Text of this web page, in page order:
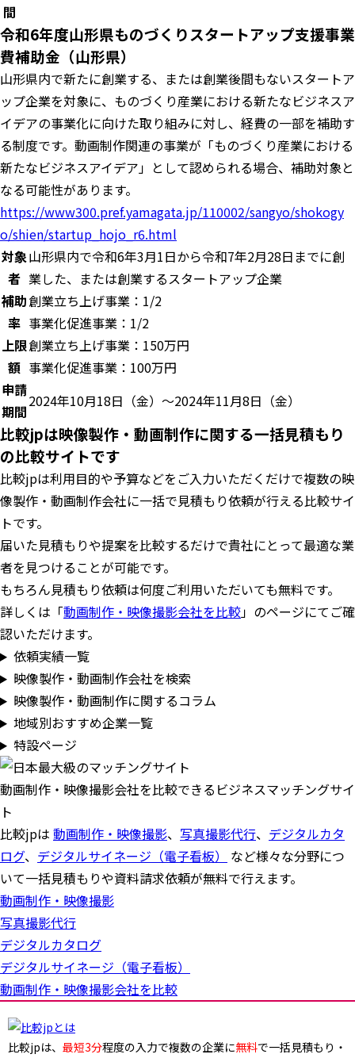
間
令和6年度山形県ものづくりスタートアップ支援事業
費補助金（山形県）
山形県内で新たに創業する、または創業後間もないスタートア
ップ企業を対象に、ものづくり産業における新たなビジネスア
イデアの事業化に向けた取り組みに対し、経費の一部を補助す
る制度です。動画制作関連の事業が「ものづくり産業における
新たなビジネスアイデア」として認められる場合、補助対象と
なる可能性があります。
https://www300.pref.yamagata.jp/110002/sangyo/shokogy
o/shien/startup_hojo_r6.html
対象
者
山形県内で令和6年3月1日から令和7年2月28日までに創
業した、または創業するスタートアップ企業
補助
率
創業立ち上げ事業：1/2
事業化促進事業：1/2
上限
額
創業立ち上げ事業：150万円
事業化促進事業：100万円
申請
期間
2024年10月18日（金）～2024年11月8日（金）
比較jpは映像製作・動画制作に関する一括見積もり
の比較サイトです
比較jpは利用目的や予算などをご入力いただくだけで複数の映
像製作・動画制作会社に一括で見積もり依頼が行える比較サイ
トです。
届いた見積もりや提案を比較するだけで貴社にとって最適な業
者を見つけることが可能です。
もちろん見積もり依頼は何度ご利用いただいても無料です。
詳しくは「動画制作・映像撮影会社を比較」のページにてご確
認いただけます。
依頼実績一覧
映像製作・動画制作会社を検索
映像製作・動画制作に関するコラム
地域別おすすめ企業一覧
特設ページ
動画制作・映像撮影会社を比較できるビジネスマッチングサイ
ト
比較jpは 動画制作・映像撮影、 写真撮影代行、 デジタルカタ
ログ、 デジタルサイネージ（電子看板）
など様々な分野につ
いて一括見積もりや資料請求依頼が無料で行えます。
動画制作・映像撮影
写真撮影代行
デジタルカタログ
デジタルサイネージ（電子看板）
動画制作・映像撮影会社を比較
比較jpは、 最短3分程度の入力で複数の企業に無料で一括見積もり・